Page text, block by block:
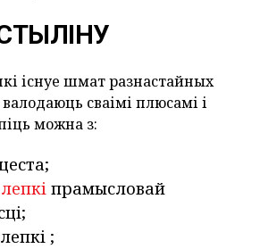
існуе шмат разнастайных
сваімі плюсамі і
можна з:
прамысловай
;